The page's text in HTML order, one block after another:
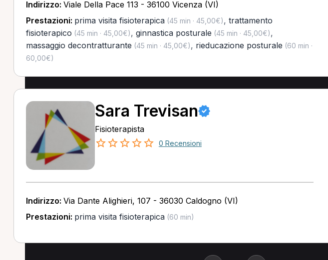
Indirizzo: Viale Della Pace 113 - 36100 Vicenza (VI)
Prestazioni: prima visita fisioterapica(45 min · 45,00€), trattamento
fisioterapico (45 min · 45,00€), ginnastica posturale (45 min · 45,00€),
massaggio decontratturante (45 min · 45,00€), rieducazione posturale (60 min ·
60,00€)
Sara Trevisan
Fisioterapista
0 Recensioni
Indirizzo: Via Dante Alighieri, 107 - 36030 Caldogno (VI)
Prestazioni: prima visita fisioterapica(60 min)